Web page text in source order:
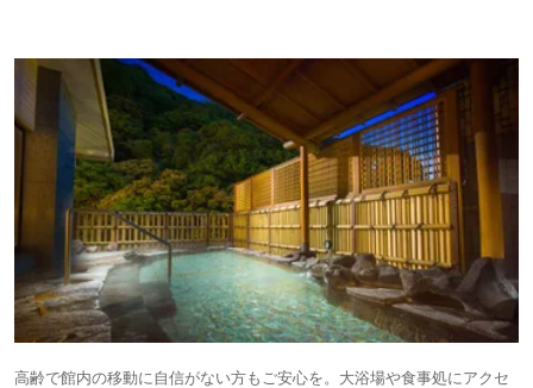
高齢で館内の移動に自信がない方もご安心を。大浴場や食事処にアクセ